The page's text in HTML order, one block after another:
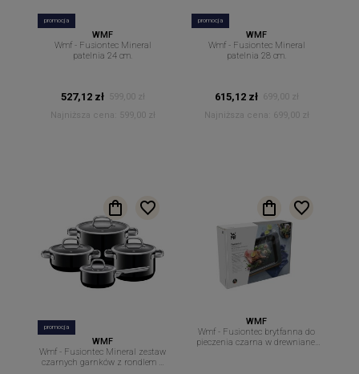
promocja
WMF
Wmf - Fusiontec Mineral
patelnia 24 cm.
527,12 zł
599,00 zł
Najniższa cena:
599,00 zł
promocja
WMF
Wmf - Fusiontec Mineral
patelnia 28 cm.
615,12 zł 699,00 zł
Najniższa cena:
699,00 zł
promocja
WMF
Wmf - Fusiontec Mineral zestaw
czarnych garnków z rondlem 4
WMF
Wmf - Fusiontec brytfanna do
pieczenia czarna w drewnianej